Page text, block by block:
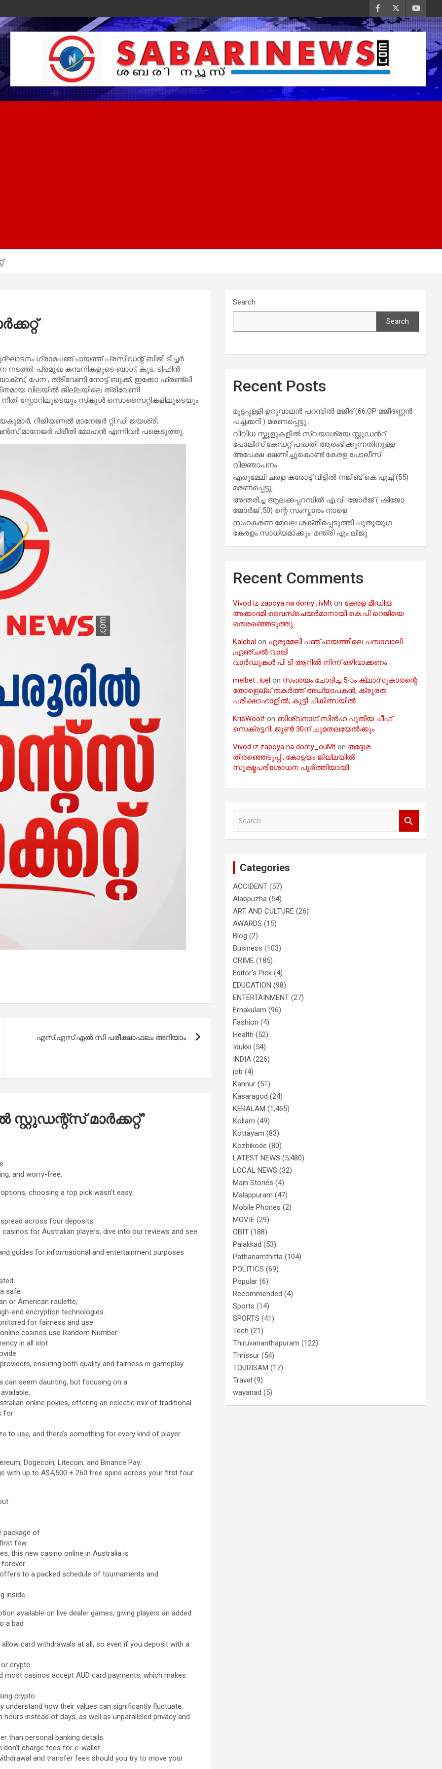
ഗ്രാമപഞ്ചായത്ത് പ്രസിഡന്റ് ബിജി ടീച്ചര്‍
നടത്തി. പ്രമുഖ കമ്പനികളുടെ ബാഗ്, കുട, ടിഫിന്‍
പേന , ത്രിവേണി നോട്ട് ബുക്ക്, ഇക്കോ ഫ്രണ്ട്ലി
വിലയില്‍ ജില്ലയിലെ ത്രിവേണി
സ്റ്റോറിലൂടെയും സ്‌കൂള്‍ സൊസൈറ്റികളിലൂടെയും
റീജിയണല്‍ മാനേജര്‍ റ്റി.ഡി ജയശ്രീ,
മാനേജര്‍ പ്രീതി മോഹന്‍ എന്നിവര്‍ പങ്കെടുത്തു.
എസ്.എസ്.എൽ.സി പരീക്ഷാഫലം അറിയാം
സ്റ്റുഡന്റ്സ് മാര്‍ക്കറ്റ്”
and worry-free.
choosing a top pick wasn’t easy.
across four deposits.
for Australian players, dive into our reviews and see
guides for informational and entertainment purposes
safe
or American roulette,
end encryption technologies.
for fairness and use
casinos use Random Number
in all slot
ensuring both quality and fairness in gameplay.
can seem daunting, but focusing on a
online pokies, offering an eclectic mix of traditional
for
to use, and there’s something for every kind of player.
Dogecoin, Litecoin, and Binance Pay.
with up to A$4,500 + 260 free spins across your first four
package of
few
this new casino online in Australia is
forever
to a packed schedule of tournaments and
inside.
available on live dealer games, giving players an added
a bad
card withdrawals at all, so even if you deposit with a
crypto
casinos accept AUD card payments, which makes
crypto
understand how their values can significantly fluctuate.
instead of days, as well as unparalleled privacy and
than personal banking details.
charge fees for e-wallet
and transfer fees should you try to move your
Search
Search
Recent Posts
മുട്ടപ്പള്ളി ഉറുവാലൻ പറമ്പിൽ മജീദ് (66,OP മജീദണ്ണൻ
പച്ചക്കറി ) മരണപ്പെട്ടു..
വിവിധ സ്കൂളുകളില്‍ സ്വയാശ്രയ സ്റ്റുഡന്‍റ്
പോലീസ് കേഡറ്റ് പദ്ധതി ആരംഭിക്കുന്നതിനുള്ള
അപേക്ഷ ക്ഷണിച്ചുകൊണ്ട് കേരള പോലീസ്
വിജ്ഞാപനം
എരുമേലി ചരള കരോട്ട് വീട്ടിൽ നജീബ് കെ എച്ച് (55)
മരണപ്പെട്ടു.
അന്തരിച്ച ആ​ല​ക്ക​പ്പ​റമ്പിൽ​ എ.​വി. ജോ​ർ​ജ് ( ഷിജോ
ജോർജ് ,50) ന്റെ സംസ്കാരം നാളെ
സഹകരണ മേഖല ശക്തിപ്പെടുത്തി പുതുയുഗ
കേരളം സാധ്യമാക്കും: മന്ത്രി എം ലിജു
Recent Comments
Vivod iz zapoya na domy_ivMt on കേരള മീഡിയ
അക്കാദമി വൈസ്ചെയർമാനായി കെ.പി റെജിയെ
തെരഞ്ഞെടുത്തു
Kalebal on എരുമേലി പഞ്ചായത്തിലെ പമ്പാവാലി
,ഏഞ്ചൽ വാലി
വാർഡുകൾ പി ടി ആറിൽ നിന്ന് ഒഴിവാക്കണം
melbet_iuel on സംശയം ചോദിച്ച 5-ാം ക്ലാസുകാരന്റെ
തോളെല്ല് തകർത്ത് അധ്യാപകൻ; ക്രൂരത
പരീക്ഷാഹാളിൽ; കുട്ടി ചികിത്സയിൽ
KrisWoolf on ബിശ്വനാഥ് സിൻഹ പുതിയ ചീഫ്
സെക്രട്ടറി: ജൂൺ 30ന് ചുമതലയേൽക്കും
Vivod iz zapoya na domy_ouMt on തദ്ദേശ
തിരഞ്ഞെടുപ്പ് ;.കോട്ടയം ജില്ലയിൽ
സൂക്ഷ്മപരിശോധന പൂർത്തിയായി
Categories
ACCIDENT (57)
Alappuzha (54)
ART AND CULTURE (26)
AWARDS (15)
Blog (2)
Business (103)
CRIME (185)
Editor's Pick (4)
EDUCATION (98)
ENTERTAINMENT (27)
Ernakulam (96)
Fashion (4)
Health (52)
Idukki (54)
INDIA (226)
job (4)
Kannur (51)
Kasaragod (24)
KERALAM (1,465)
Kollam (49)
Kottayam (83)
Kozhikode (80)
LATEST NEWS (5,480)
LOCAL NEWS (32)
Main Stories (4)
Malappuram (47)
Mobile Phones (2)
MOVIE (29)
OBIT (188)
Palakkad (53)
Pathanamthitta (104)
POLITICS (69)
Popular (6)
Recommended (4)
Sports (14)
SPORTS (41)
Tech (21)
Thiruvananthapuram (122)
Thrissur (54)
TOURISAM (17)
Travel (9)
wayanad (5)